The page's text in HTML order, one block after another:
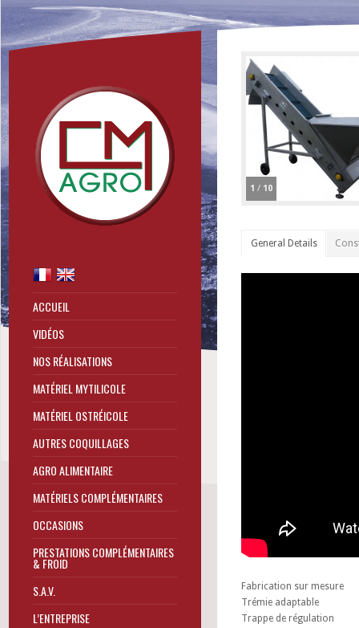
1 / 10
General Details
Fabrication sur mesure
Trémie adaptable
Trappe de régulation
ACCUEIL
VIDÉOS
NOS RÉALISATIONS
MATÉRIEL MYTILICOLE
MATÉRIEL OSTRÉICOLE
AUTRES COQUILLAGES
AGRO ALIMENTAIRE
MATÉRIELS COMPLÉMENTAIRES
OCCASIONS
PRESTATIONS COMPLÉMENTAIRES
& FROID
S.A.V.
L’ENTREPRISE